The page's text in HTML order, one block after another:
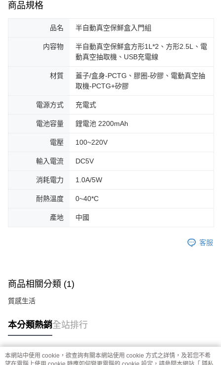
商品規格
品名 半自動真空保鮮盒入門組
内容物
半自動真空保鮮盒方形1L*2、方形2.5L、電
動真空抽取機、USB充電線
材質
蓋子/盒身-PCTG、膠圈-矽膠、電動真空抽
取機-PCTG+矽膠
電源方式 充電式
電池容量 鋰電池 2200mAh
電壓 100~220V
輸入電流 DC5V
消耗電力 1.0A/5W
耐熱溫度 0~40*C
產地 中國
客服
商品相關分類 (1)
質感生活
本分類熱銷全站排行
本網站中使用 cookie，欲查詢有關本網站使用 cookie 方式之詳情，及若您不希